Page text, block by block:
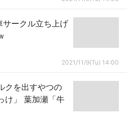
サークル立ち上げ
2021/11/9(Tu) 14:00
クを出すやつの
け」 葉加瀬「牛